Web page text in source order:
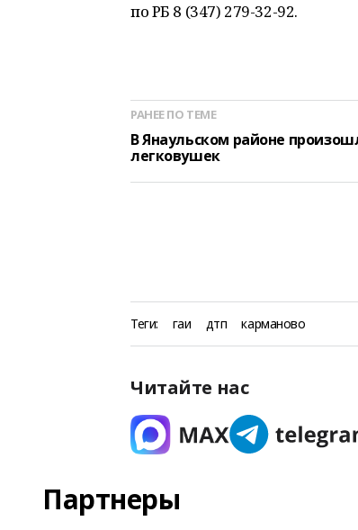
по РБ 8 (347) 279-32-92.
РАНЕЕ ПО ТЕМЕ
В Янаульском районе
легковушек
Теги: гаи дтп карманово
Читайте нас
Партнеры